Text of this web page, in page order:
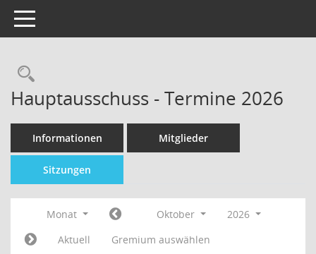
Toggle navigation
Hauptausschuss - Termine 2026
Informationen Mitglieder
Sitzungen
Monat Oktober
2026
Aktuell
Gremium auswählen